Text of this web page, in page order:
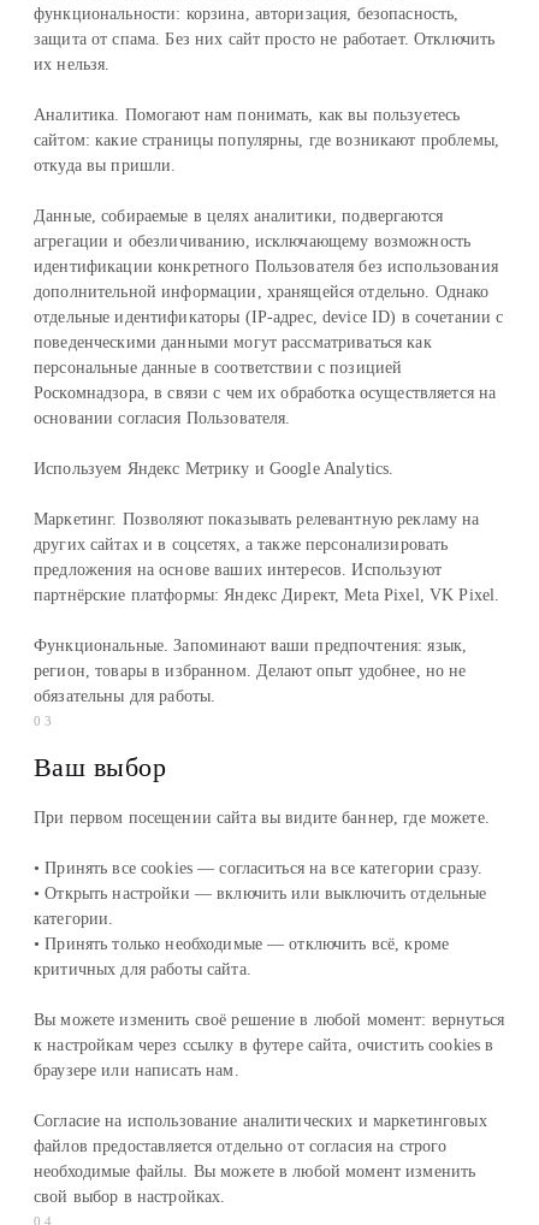
функциональности: корзина, авторизация, безопасность,
защита от спама. Без них сайт просто не работает. Отключить
их нельзя.
Аналитика. Помогают нам понимать, как вы пользуетесь
сайтом: какие страницы популярны, где возникают проблемы,
откуда вы пришли.
Данные, собираемые в целях аналитики, подвергаются
агрегации и обезличиванию, исключающему возможность
идентификации конкретного Пользователя без использования
дополнительной информации, хранящейся отдельно. Однако
отдельные идентификаторы (IP-адрес, device ID) в сочетании с
поведенческими данными могут рассматриваться как
персональные данные в соответствии с позицией
Роскомнадзора, в связи с чем их обработка осуществляется на
основании согласия Пользователя.
Используем Яндекс Метрику и Google Analytics.
Маркетинг. Позволяют показывать релевантную рекламу на
других сайтах и в соцсетях, а также персонализировать
предложения на основе ваших интересов. Используют
партнёрские платформы: Яндекс Директ, Meta Pixel, VK Pixel.
Функциональные. Запоминают ваши предпочтения: язык,
регион, товары в избранном. Делают опыт удобнее, но не
обязательны для работы.
03
Ваш выбор
При первом посещении сайта вы видите баннер, где можете.
• Принять все cookies — согласиться на все категории сразу.
• Открыть настройки — включить или выключить отдельные
категории.
• Принять только необходимые — отключить всё, кроме
критичных для работы сайта.
Вы можете изменить своё решение в любой момент: вернуться
к настройкам через ссылку в футере сайта, очистить cookies в
браузере или написать нам.
Согласие на использование аналитических и маркетинговых
файлов предоставляется отдельно от согласия на строго
необходимые файлы. Вы можете в любой момент изменить
свой выбор в настройках.
04